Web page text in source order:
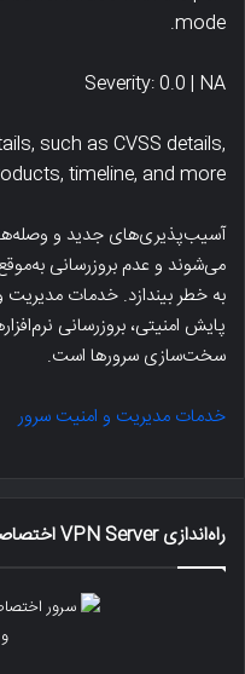
mode.
Severity: 0.0 | NA
such as CVSS details,
timeline, and more…
آسیب‌پذیری‌های جدید و
می‌شوند و عدم بروزرسانی
به خطر بیندازد. خدمات
سخت‌سازی سرورها است.
خدمات مدیریت و امنیت سرور
راه‌اندازی VPN Server اختصاصی